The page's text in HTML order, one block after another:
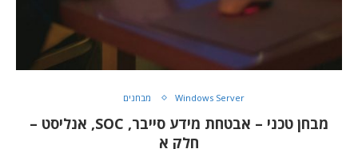
Windows Server מבחנים
מבחן טכני – אבטחת מידע סייבר, SOC, אנליסט –
חלק א